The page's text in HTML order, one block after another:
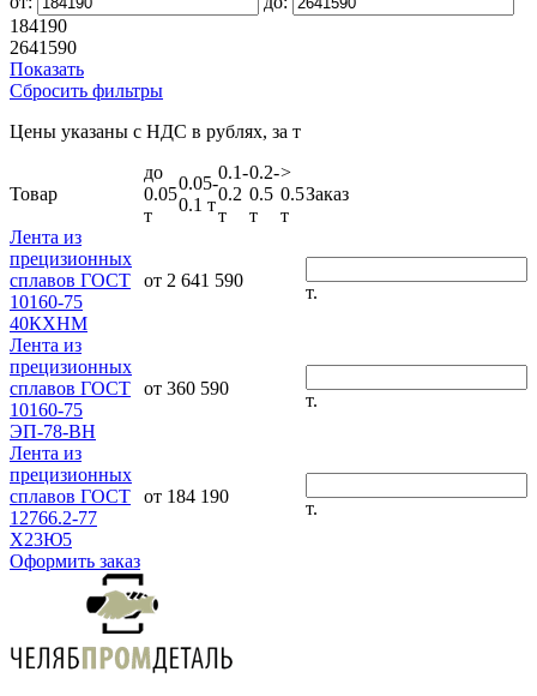
184190
2641590
Показать
Сбросить фильтры
Цены указаны с НДС в рублях, за т
Товар
до
0.05
т
0.05-
0.1 т
0.1-
0.2
т
0.2-
0.5
т
>
0.5
т
Заказ
Лента из
прецизионных
сплавов ГОСТ
10160-75
40КХНМ
от 2 641 590
т.
Лента из
прецизионных
сплавов ГОСТ
10160-75
ЭП-78-ВН
от 360 590
т.
Лента из
прецизионных
сплавов ГОСТ
12766.2-77
Х23Ю5
от 184 190
т.
Оформить заказ